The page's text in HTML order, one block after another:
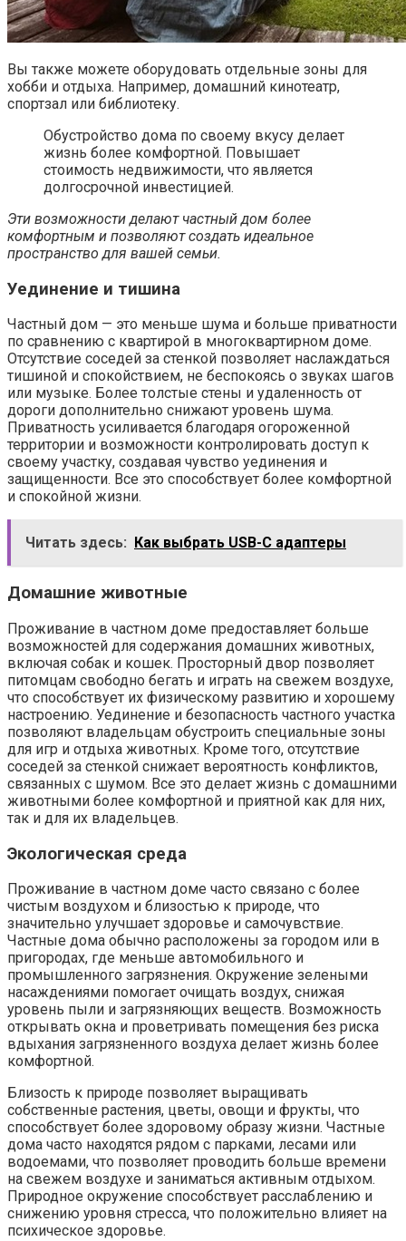
Вы также можете оборудовать отдельные зоны для
хобби и отдыха. Например, домашний кинотеатр,
спортзал или библиотеку.
Обустройство дома по своему вкусу делает
жизнь более комфортной. Повышает
стоимость недвижимости, что является
долгосрочной инвестицией.
Эти возможности делают частный дом более
комфортным и позволяют создать идеальное
пространство для вашей семьи.
Уединение и тишина
Частный дом — это меньше шума и больше приватности
по сравнению с квартирой в многоквартирном доме.
Отсутствие соседей за стенкой позволяет наслаждаться
тишиной и спокойствием, не беспокоясь о звуках шагов
или музыке. Более толстые стены и удаленность от
дороги дополнительно снижают уровень шума.
Приватность усиливается благодаря огороженной
территории и возможности контролировать доступ к
своему участку, создавая чувство уединения и
защищенности. Все это способствует более комфортной
и спокойной жизни.
Читать здесь: Как выбрать USB-C адаптеры
Домашние животные
Проживание в частном доме предоставляет больше
возможностей для содержания домашних животных,
включая собак и кошек. Просторный двор позволяет
питомцам свободно бегать и играть на свежем воздухе,
что способствует их физическому развитию и хорошему
настроению. Уединение и безопасность частного участка
позволяют владельцам обустроить специальные зоны
для игр и отдыха животных. Кроме того, отсутствие
соседей за стенкой снижает вероятность конфликтов,
связанных с шумом. Все это делает жизнь с домашними
животными более комфортной и приятной как для них,
так и для их владельцев.
Экологическая среда
Проживание в частном доме часто связано с более
чистым воздухом и близостью к природе, что
значительно улучшает здоровье и самочувствие.
Частные дома обычно расположены за городом или в
пригородах, где меньше автомобильного и
промышленного загрязнения. Окружение зелеными
насаждениями помогает очищать воздух, снижая
уровень пыли и загрязняющих веществ. Возможность
открывать окна и проветривать помещения без риска
вдыхания загрязненного воздуха делает жизнь более
комфортной.
Близость к природе позволяет выращивать
собственные растения, цветы, овощи и фрукты, что
способствует более здоровому образу жизни. Частные
дома часто находятся рядом с парками, лесами или
водоемами, что позволяет проводить больше времени
на свежем воздухе и заниматься активным отдыхом.
Природное окружение способствует расслаблению и
снижению уровня стресса, что положительно влияет на
психическое здоровье.